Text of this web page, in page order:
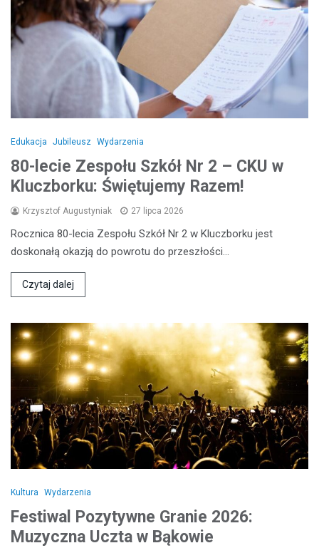
Edukacja Jubileusz Wydarzenia
80-lecie Zespołu Szkół Nr 2 – CKU w
Kluczborku: Świętujemy Razem!
Krzysztof Augustyniak 27 lipca 2026
Rocznica 80-lecia Zespołu Szkół Nr 2 w Kluczborku jest
doskonałą okazją do powrotu do przeszłości…
Czytaj dalej
Kultura Wydarzenia
Festiwal Pozytywne Granie 2026:
Muzyczna Uczta w Bąkowie